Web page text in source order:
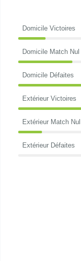
Domicile Victoires
Domicile Match Nul
Domicile Défaites
Extérieur Victoires
Extérieur Match Nul
Extérieur Défaites